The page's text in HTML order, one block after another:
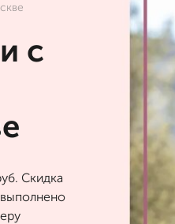
с
Скидка